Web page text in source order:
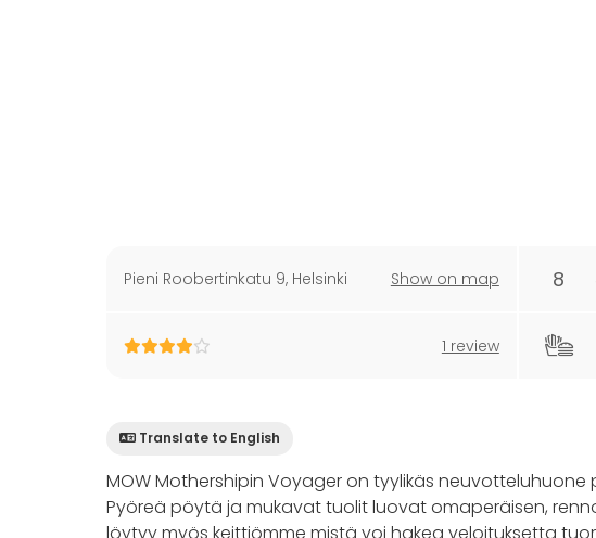
Pieni Roobertinkatu 9, Helsinki Show on map
1 review
8
Translate to English
MOW Mothershipin Voyager on tyylikäs
Pyöreä pöytä ja mukavat tuolit luovat omaperäisen,